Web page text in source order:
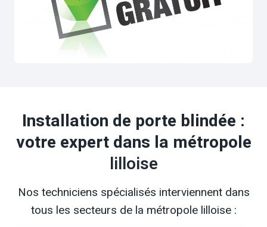
Installation de porte blindée :
votre expert dans la métropole
lilloise
Nos techniciens spécialisés interviennent dans
tous les secteurs de la métropole lilloise :